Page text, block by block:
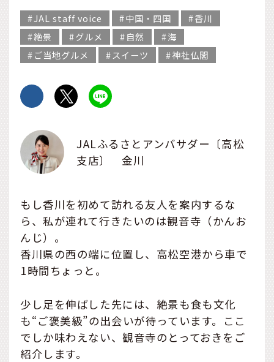
JAL staff voice 中国・四国
香川
絶景
グルメ 自然
海
ご当地グルメ
スイーツ 神社仏閣
JALふるさとアンバサダー〔高松
支店〕 金川
もし香川を初めて訪れる友人を案内するな
ら、私が連れて行きたいのは観音寺（かんお
んじ）。
香川県の西の端に位置し、高松空港から車で
1時間ちょっと。
少し足を伸ばした先には、絶景も食も文化
も“ご褒美級”の出会いが待っています。ここ
でしか味わえない、観音寺のとっておきをご
紹介します。